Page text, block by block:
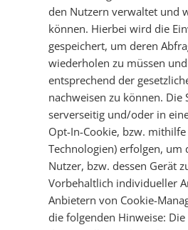
den Nutzern verwaltet und
können. Hierbei wird die
gespeichert, um deren
wiederholen zu müssen
entsprechend der
nachweisen zu können. Die
serverseitig und/oder in
Opt-In-Cookie, bzw.
Technologien) erfolgen, um
Nutzer, bzw. dessen Gerät
Vorbehaltlich individueller
Anbietern von Cookie-
die folgenden Hinweise: